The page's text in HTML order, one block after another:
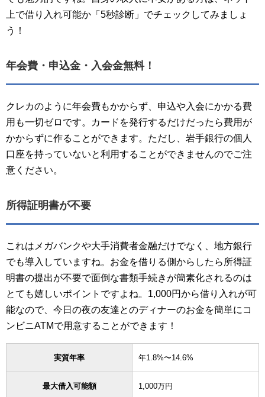
上で借り入れ可能か「5秒診断」でチェックしてみましょ
う！
年会費・申込金・入会金無料！
クレカのように年会費もかからず、申込や入会にかかる費
用も一切ゼロです。カードを発行するだけだったら費用が
かからずに作ることができます。ただし、岩手銀行の個人
口座を持っていないと利用することができませんのでご注
意ください。
所得証明書が不要
これはメガバンクや大手消費者金融だけでなく、地方銀行
でも導入していますね。お金を借りる側からしたら所得証
明書の提出が不要で面倒な書類手続きが簡素化されるのは
とても嬉しいポイントですよね。1,000円から借り入れが可
能なので、今日の夜の友達とのディナーのお金を簡単にコ
ンビニATMで用意することができます！
実質年率 年1.8%〜14.6%
最大借入可能額 1,000万円